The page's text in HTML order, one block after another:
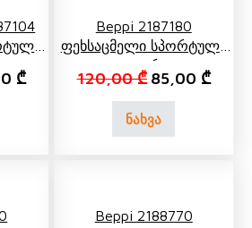
price was: 120,00 ₾.
₾Current price is: 70,00 ₾.
Beppi 2187180
Ფეხსაცმელი Სპორტული
Თეთრი
120,00₾ Original price
85,00 ₾
ნახვა
Beppi 2188770